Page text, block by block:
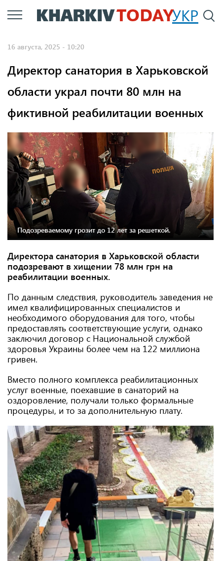
Перейти
к
УКР
16 августа, 2025 - 10:20
Директор санатория в Харьковской
области украл почти 80 млн на
фиктивной реабилитации военных
Фото: Нацполіція
Подозреваемому грозит до 12 лет за решеткой.
Директора санатория в Харьковской области
подозревают в хищении 78 млн грн на
реабилитации военных.
По данным следствия, руководитель заведения не
имел квалифицированных специалистов и
необходимого оборудования для того, чтобы
предоставлять соответствующие услуги, однако
заключил договор с Национальной службой
здоровья Украины более чем на 122 миллиона
гривен.
Вместо полного комплекса реабилитационных
услуг военные, поехавшие в санаторий на
оздоровление, получали только формальные
процедуры, и то за дополнительную плату.